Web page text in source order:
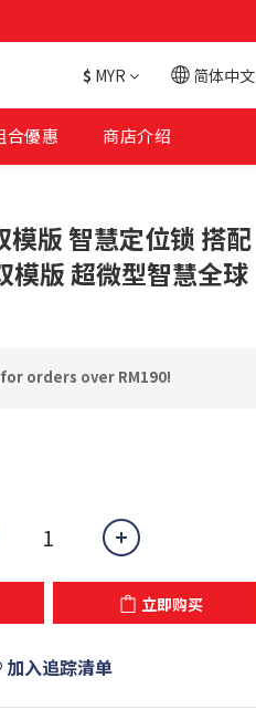
$ MYR 简体中文
合優惠 商店介绍
模版 智慧定位锁 搭配
模版 超微型智慧全球
orders over RM190!
立即购买
加入追踪清单